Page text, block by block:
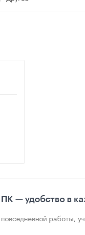
— удобство в
работы,